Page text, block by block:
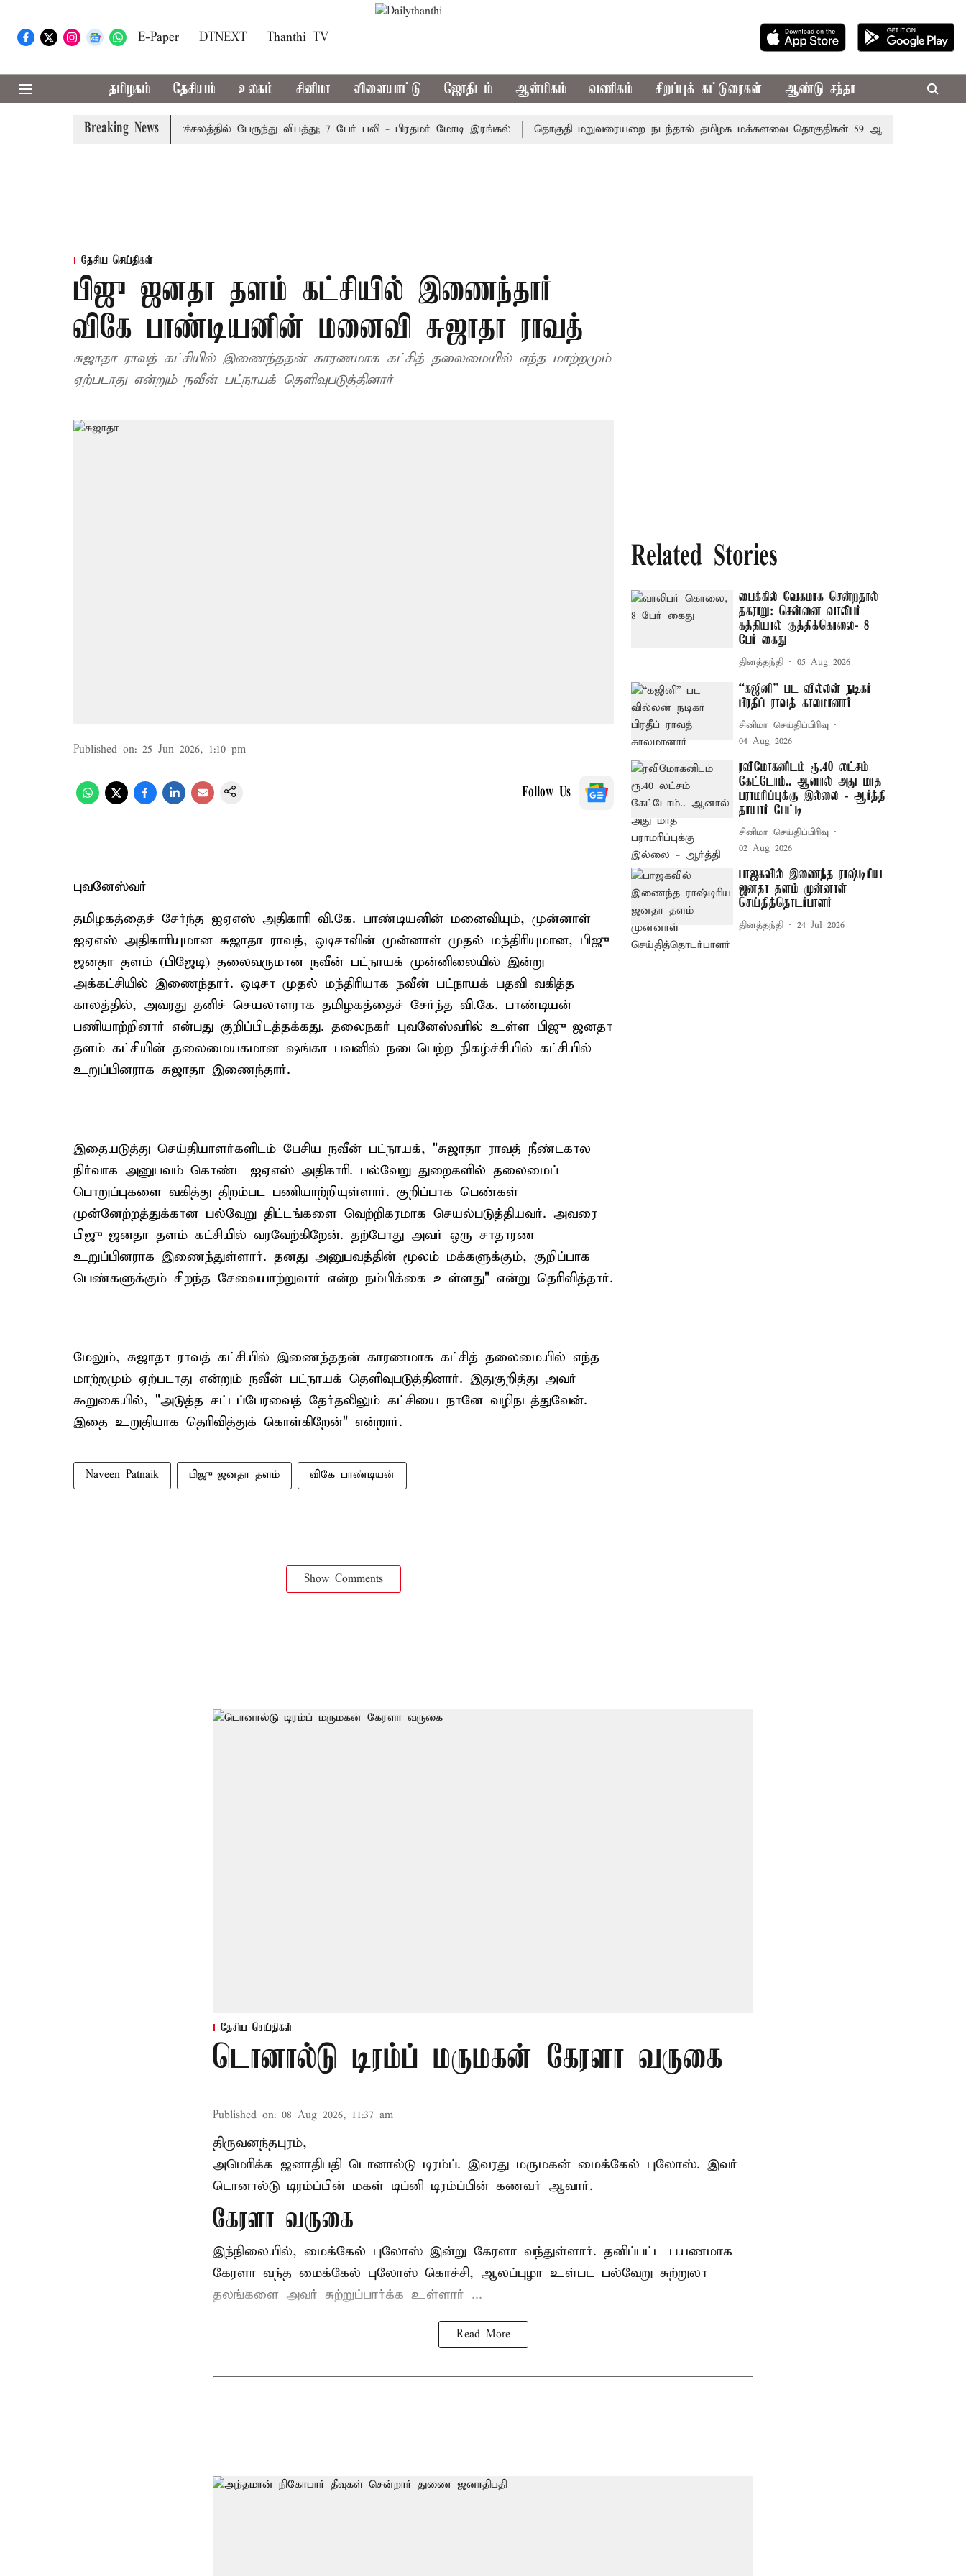
E-Paper DTNEXT Thanthi TV
தமிழகம் தேசியம் உலகம் சினிமா விளையாட்டு ஜோதிடம் ஆன்மிகம் வணிகம் சிறப்புக் கட்டுரைகள் ஆண்டு சந்தா
Breaking News
நிறுத்தம் இமாச்சலத்தில் பேருந்து விபத்து; 7 பேர் பலி - பிரதமர் மோடி இரங்கல் தொகுதி மறுவரையறை நடந்தால் தமிழக மக்களவை தொகுதிகள் 59 ஆக உயரும்: உத்தேச
தேசிய செய்திகள்
பிஜு ஜனதா தளம் கட்சியில் இணைந்தார்
விகே பாண்டியனின் மனைவி சுஜாதா ராவத்
சுஜாதா ராவத் கட்சியில் இணைந்ததன் காரணமாக கட்சித் தலைமையில் எந்த மாற்றமும்
ஏற்படாது என்றும் நவீன் பட்நாயக் தெளிவுபடுத்தினார்
Published on: 25 Jun 2026, 1:10 pm
Follow Us
புவனேஸ்வர்
தமிழகத்தைச் சேர்ந்த ஐஏஎஸ் அதிகாரி வி.கே. பாண்டியனின் மனைவியும், முன்னாள்
ஐஏஎஸ் அதிகாரியுமான சுஜாதா ராவத், ஒடிசாவின் முன்னாள் முதல் மந்திரியுமான, பிஜு
ஜனதா தளம் (பிஜேடி) தலைவருமான நவீன் பட்நாயக் முன்னிலையில் இன்று
அக்கட்சியில் இணைந்தார். ஒடிசா முதல் மந்திரியாக நவீன் பட்நாயக் பதவி வகித்த
காலத்தில், அவரது தனிச் செயலாளராக தமிழகத்தைச் சேர்ந்த வி.கே. பாண்டியன்
பணியாற்றினார் என்பது குறிப்பிடத்தக்கது. தலைநகர் புவனேஸ்வரில் உள்ள பிஜு ஜனதா
தளம் கட்சியின் தலைமையகமான ஷங்கா பவனில் நடைபெற்ற நிகழ்ச்சியில் கட்சியில்
உறுப்பினராக சுஜாதா இணைந்தார்.
இதையடுத்து செய்தியாளர்களிடம் பேசிய நவீன் பட்நாயக், "சுஜாதா ராவத் நீண்டகால
நிர்வாக அனுபவம் கொண்ட ஐஏஎஸ் அதிகாரி. பல்வேறு துறைகளில் தலைமைப்
பொறுப்புகளை வகித்து திறம்பட பணியாற்றியுள்ளார். குறிப்பாக பெண்கள்
முன்னேற்றத்துக்கான பல்வேறு திட்டங்களை வெற்றிகரமாக செயல்படுத்தியவர். அவரை
பிஜு ஜனதா தளம் கட்சியில் வரவேற்கிறேன். தற்போது அவர் ஒரு சாதாரண
உறுப்பினராக இணைந்துள்ளார். தனது அனுபவத்தின் மூலம் மக்களுக்கும், குறிப்பாக
பெண்களுக்கும் சிறந்த சேவையாற்றுவார் என்ற நம்பிக்கை உள்ளது" என்று தெரிவித்தார்.
மேலும், சுஜாதா ராவத் கட்சியில் இணைந்ததன் காரணமாக கட்சித் தலைமையில் எந்த
மாற்றமும் ஏற்படாது என்றும் நவீன் பட்நாயக் தெளிவுபடுத்தினார். இதுகுறித்து அவர்
கூறுகையில், "அடுத்த சட்டப்பேரவைத் தேர்தலிலும் கட்சியை நானே வழிநடத்துவேன்.
இதை உறுதியாக தெரிவித்துக் கொள்கிறேன்" என்றார்.
Naveen Patnaik பிஜு ஜனதா தளம் விகே பாண்டியன்
Show Comments
Related Stories
பைக்கில் வேகமாக சென்றதால்
தகராறு: சென்னை வாலிபர்
கத்தியால் குத்திக்கொலை- 8
பேர் கைது
தினத்தந்தி 05 Aug 2026
“கஜினி” பட வில்லன் நடிகர்
பிரதீப் ராவத் காலமானார்
சினிமா செய்திப்பிரிவு
04 Aug 2026
ரவிமோகனிடம் ரூ.40 லட்சம்
கேட்டோம்.. ஆனால் அது மாத
பராமரிப்புக்கு இல்லை - ஆர்த்தி
தாயார் பேட்டி
சினிமா செய்திப்பிரிவு
02 Aug 2026
பாஜகவில் இணைந்த ராஷ்டிரிய
ஜனதா தளம் முன்னாள்
செய்தித்தொடர்பாளர்
தினத்தந்தி 24 Jul 2026
தேசிய செய்திகள்
டொனால்டு டிரம்ப் மருமகன் கேரளா வருகை
Published on: 08 Aug 2026, 11:37 am
திருவனந்தபுரம்,
அமெரிக்க ஜனாதிபதி டொனால்டு டிரம்ப். இவரது மருமகன் மைக்கேல் புலோஸ். இவர்
டொனால்டு டிரம்ப்பின் மகள் டிப்னி டிரம்ப்பின் கணவர் ஆவார்.
கேரளா வருகை
இந்நிலையில், மைக்கேல் புலோஸ் இன்று கேரளா வந்துள்ளார். தனிப்பட்ட பயணமாக
கேரளா வந்த மைக்கேல் புலோஸ் கொச்சி, ஆலப்புழா உள்பட பல்வேறு சுற்றுலா
தலங்களை அவர் சுற்றுப்பார்க்க உள்ளார் ...
Read More